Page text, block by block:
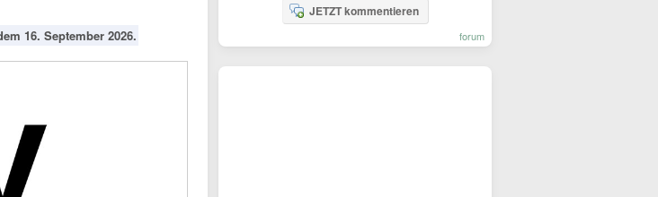
16. September 2026.
JETZT kommentieren
forum